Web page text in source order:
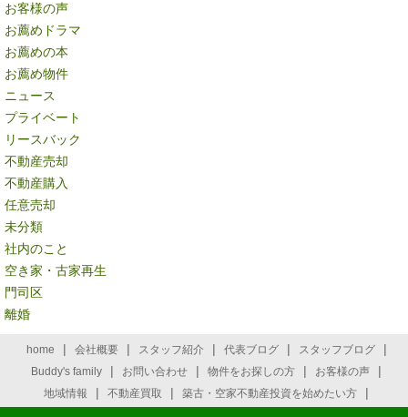
お客様の声
お薦めドラマ
お薦めの本
お薦め物件
ニュース
プライベート
リースバック
不動産売却
不動産購入
任意売却
未分類
社内のこと
空き家・古家再生
門司区
離婚
home | 会社概要 | スタッフ紹介 | 代表ブログ | スタッフブログ |
Buddy's family | お問い合わせ | 物件をお探しの方 | お客様の声 |
地域情報 | 不動産買取 | 築古・空家不動産投資を始めたい方 |